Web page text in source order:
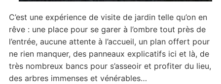
C’est une expérience de visite de jardin telle qu’on en
rêve : une place pour se garer à l’ombre tout près de
l’entrée, aucune attente à l’accueil, un plan offert pour
ne rien manquer, des panneaux explicatifs ici et là, de
très nombreux bancs pour s’asseoir et profiter du lieu,
des arbres immenses et vénérables…